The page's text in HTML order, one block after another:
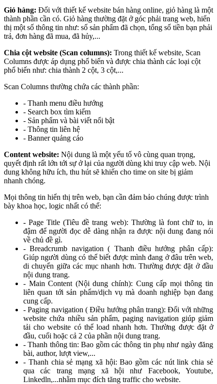
Giỏ hàng: Đối với thiết kế website bán hàng online, giỏ hàng là một
thành phần cần có. Giỏ hàng thường đặt ở góc phải trang web, hiển
thị một số thông tin như: số sản phẩm đã chọn, tổng số tiền bạn phải
trả, đơn hàng đã mua, đã hủy,...
Chia cột website (Scan columns): Trong thiết kế website, Scan
Columns được áp dụng phổ biến và được chia thành các loại cột
phổ biến như: chia thành 2 cột, 3 cột,...
Scan Columns thường chứa các thành phần:
- Thanh menu điều hướng
- Search box tìm kiếm
- Sản phẩm và bài viết nổi bật
- Thông tin liên hệ
- Banner quảng cáo
Content website: Nội dung là một yếu tố vô cùng quan trọng,
quyết định rất lớn tới sự ở lại của người dùng khi truy cập web. Nội
dung không hữu ích, thu hút sẽ khiến cho time on site bị giảm
nhanh chóng.
Mọi thông tin hiển thị trên web, bạn cần đảm bảo chúng được trình
bày khoa học, logic nhất có thể:
-Page Title (Tiêu đề trang web): Thường là font chữ to, in
đậm để người đọc dễ dàng nhận ra được nội dung đang nói
về chủ đề gì.
- Breadcrumb navigation ( Thanh điều hướng phân cấp):
Giúp người dùng có thể biết được mình đang ở đâu trên web,
di chuyển giữa các mục nhanh hơn. Thường được đặt ở đầu
nội dung trang.
- Main Content (Nội dung chính): Cung cấp mọi thông tin
liên quan tới sản phẩm/dịch vụ mà doanh nghiệp bạn đang
cung cấp.
- Paging navigation ( Điều hướng phân trang): Đối với những
website chứa nhiều sản phẩm, paging navigation giúp giảm
tải cho website có thể load nhanh hơn. Thường được đặt ở
đầu, cuối hoặc cả 2 của phần nội dung trang.
- Thanh thông tin: Bao gồm các thông tin phụ như ngày đăng
bài, author, lượt view,...
- Thanh chia sẻ mạng xã hội: Bao gồm các nút link chia sẻ
qua các trang mạng xã hội như Facebook, Youtube,
Linkedln,...nhằm mục đích tăng traffic cho website.